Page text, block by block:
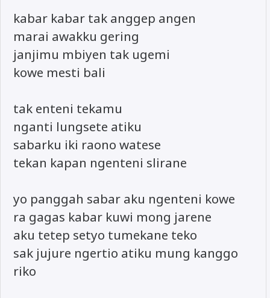
kabar kabar tak anggep angen
marai awakku gering
janjimu mbiyen tak ugemi
kowe mesti bali
tak enteni tekamu
nganti lungsete atiku
sabarku iki raono watese
tekan kapan ngenteni slirane
yo panggah sabar aku ngenteni kowe
ra gagas kabar kuwi mong jarene
aku tetep setyo tumekane teko
sak jujure ngertio atiku mung kanggo
riko